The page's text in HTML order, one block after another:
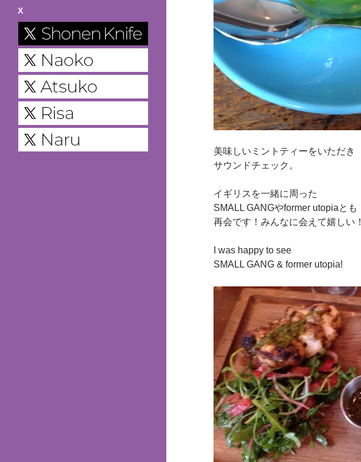
美味しいミントティーをいただき
サウンドチェック。
イギリスを一緒に周った
SMALL GANGやformer utopiaとも
再会です！みんなに会えて嬉しい！
I was happy to see
SMALL GANG & former utopia!
X